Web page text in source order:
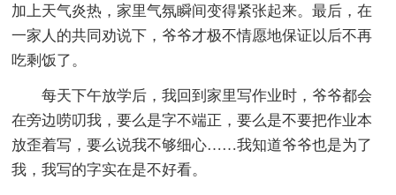
加上天气炎热，家里气氛瞬间变得紧张起来。最后，在
一家人的共同劝说下，爷爷才极不情愿地保证以后不再
吃剩饭了。
每天下午放学后，我回到家里写作业时，爷爷都会
在旁边唠叨我，要么是字不端正，要么是不要把作业本
放歪着写，要么说我不够细心……我知道爷爷也是为了
我，我写的字实在是不好看。